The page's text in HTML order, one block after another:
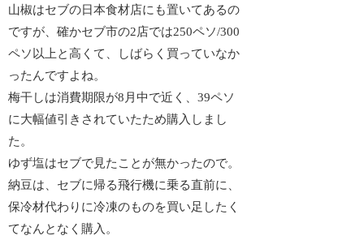
山椒はセブの日本食材店にも置いてあるの
ですが、確かセブ市の2店では250ペソ/300
ペソ以上と高くて、しばらく買っていなか
ったんですよね。
梅干しは消費期限が8月中で近く、39ペソ
に大幅値引きされていたため購入しまし
た。
ゆず塩はセブで見たことが無かったので。
納豆は、セブに帰る飛行機に乗る直前に、
保冷材代わりに冷凍のものを買い足したく
てなんとなく購入。